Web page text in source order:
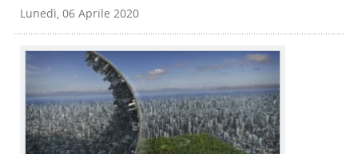
Lunedì, 06 Aprile 2020